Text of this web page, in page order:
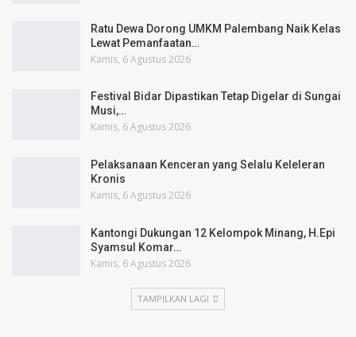
Ratu Dewa Dorong UMKM Palembang Naik Kelas
Lewat Pemanfaatan…
Kamis, 6 Agustus 2026
Festival Bidar Dipastikan Tetap Digelar di Sungai
Musi,…
Kamis, 6 Agustus 2026
Pelaksanaan Kenceran yang Selalu Keleleran
Kronis
Kamis, 6 Agustus 2026
Kantongi Dukungan 12 Kelompok Minang, H.Epi
Syamsul Komar…
Kamis, 6 Agustus 2026
TAMPILKAN LAGI